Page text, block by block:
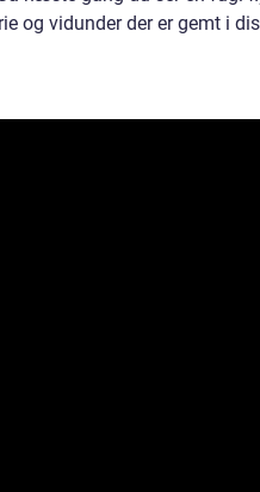
og vidunder der er gemt i